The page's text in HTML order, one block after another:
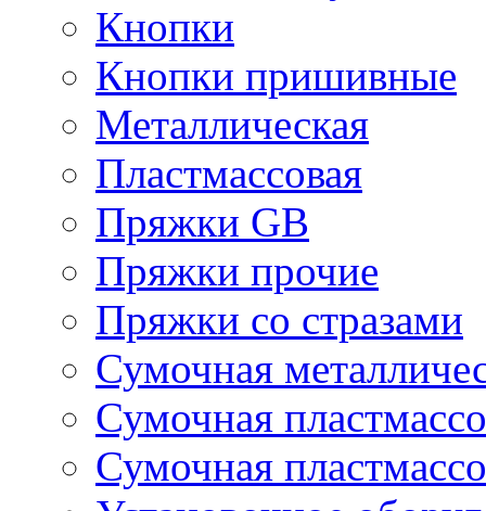
Кнопки
Кнопки пришивные
Металлическая
Пластмассовая
Пряжки GB
Пряжки прочие
Пряжки со стразами
Сумочная
Сумочная
Сумочная